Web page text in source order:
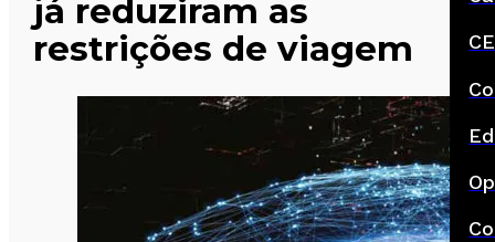
já reduziram as
restrições de viagem